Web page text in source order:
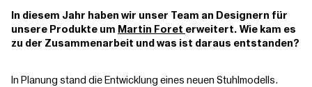
In diesem Jahr haben wir unser Team an Designern für
unsere Produkte um Martin Foret erweitert. Wie kam es
zu der Zusammenarbeit und was ist daraus entstanden?
In Planung stand die Entwicklung eines neuen Stuhlmodells.